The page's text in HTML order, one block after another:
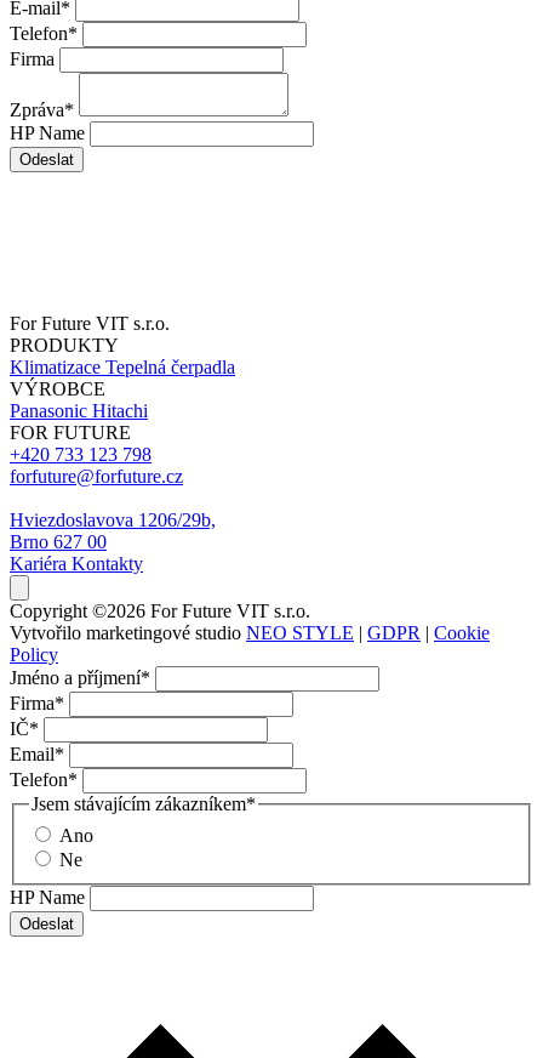
E-mail*
Telefon*
Firma
Zpráva*
HP Name
Odeslat
For Future VIT s.r.o.
PRODUKTY
Klimatizace Tepelná čerpadla
VÝROBCE
Panasonic Hitachi
FOR FUTURE
+420 733 123 798
forfuture@forfuture.cz
Hviezdoslavova 1206/29b,
Brno 627 00
Kariéra Kontakty
Copyright ©2026 For Future VIT s.r.o.
Vytvořilo marketingové studio NEO STYLE | GDPR | Cookie
Policy
Jméno a příjmení*
Firma*
IČ*
Email*
Telefon*
Jsem stávajícím zákazníkem*
Ano
Ne
HP Name
Odeslat